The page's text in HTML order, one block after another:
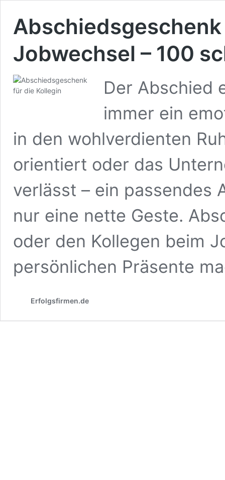
Jobwechsel – 100
Der Abschied
immer ein
in den wohlverdienten
orientiert oder das
verlässt – ein passendes
nur eine nette Geste.
oder den Kollegen beim
persönlichen Präsente
Erfolgsfirmen.de